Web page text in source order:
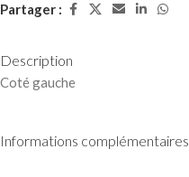
Partager :
Description
Coté gauche
Informations complémentaires